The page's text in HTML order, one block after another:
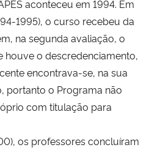
aconteceu em 1994. Em
1995), o curso recebeu da
na segunda avaliação, o
houve o descredenciamento,
encontrava-se, na sua
portanto o Programa não
com titulação para
os professores concluíram